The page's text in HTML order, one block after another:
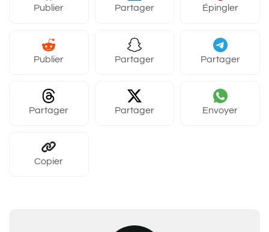
Publier Partager Épingler
Publier Partager Partager
Partager Partager Envoyer
Copier